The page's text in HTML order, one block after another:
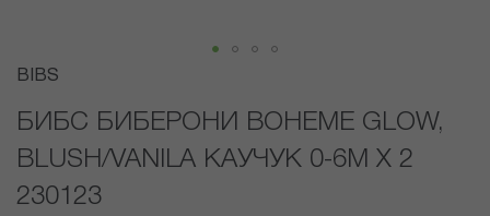
Преминете
началото
галерия
със
снимки
BIBS
БИБС БИБЕРОНИ BOHEME GLOW,
BLUSH/VANILA КАУЧУК 0-6М X 2
230123